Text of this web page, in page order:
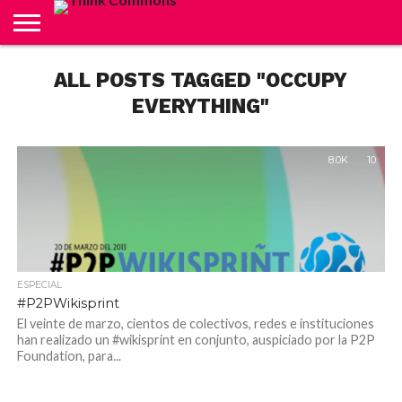
CARRITO
CONTACTO
CRÉDITOS
FINALIZAR
COMPRA
INICIO
LIVE
CUENTA
TIENDA
ALL POSTS TAGGED "OCCUPY
EVERYTHING"
8.0K 10
ESPECIAL
#P2PWikisprint
El veinte de marzo, cientos de colectivos, redes e instituciones
han realizado un #wikisprint en conjunto, auspiciado por la P2P
Foundation, para...